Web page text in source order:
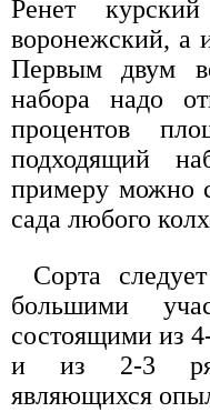
Ренет
воронежский, а
Первым двум
набора надо
процентов
подходящий
примеру можно
сада любого
Сорта
большими
состоящими из
и из 2-3
являющихся